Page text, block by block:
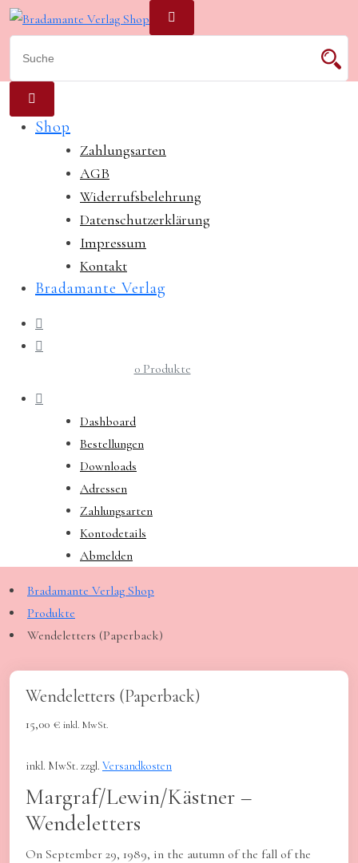
Skip
content
Shop
Zahlungsarten
AGB
Widerrufsbelehrung
Datenschutzerklärung
Impressum
Kontakt
Bradamante Verlag
0 Produkte
Dashboard
Bestellungen
Downloads
Adressen
Zahlungsarten
Kontodetails
Abmelden
Bradamante Verlag Shop
Produkte
Wendeletters (Paperback)
Wendeletters (Paperback)
15,00 € inkl. MwSt.
inkl. MwSt. zzgl. Versandkosten
Margraf/Lewin/Kästner –
Wendeletters
On September 29, 1989, in the autumn of the fall of the